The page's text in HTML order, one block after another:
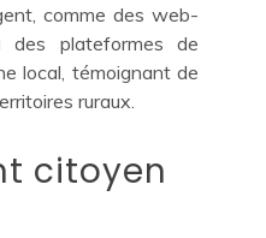
comme des web-
des plateformes de
local, témoignant de
ruraux.
citoyen